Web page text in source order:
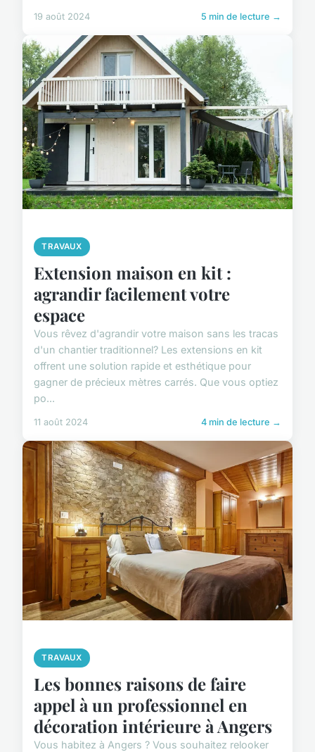
19 août 2024 5 min de lecture →
TRAVAUX
Extension maison en kit :
agrandir facilement votre
espace
Vous rêvez d'agrandir votre maison sans les tracas
d'un chantier traditionnel? Les extensions en kit
offrent une solution rapide et esthétique pour
gagner de précieux mètres carrés. Que vous optiez
po...
11 août 2024 4 min de lecture →
TRAVAUX
Les bonnes raisons de faire
appel à un professionnel en
décoration intérieure à Angers
Vous habitez à Angers ? Vous souhaitez relooker